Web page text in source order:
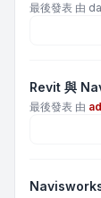
最後發表 由
Revit 與
最後發表 由